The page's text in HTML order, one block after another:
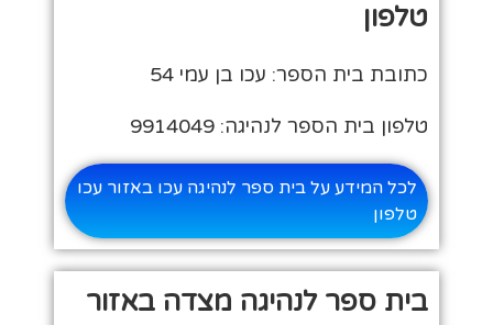
טלפון
כתובת בית הספר: עכו בן עמי 54
טלפון בית הספר לנהיגה: 9914049
לכל המידע על בית ספר לנהיגה עכו באזור עכו
טלפון
בית ספר לנהיגה מצדה באזור